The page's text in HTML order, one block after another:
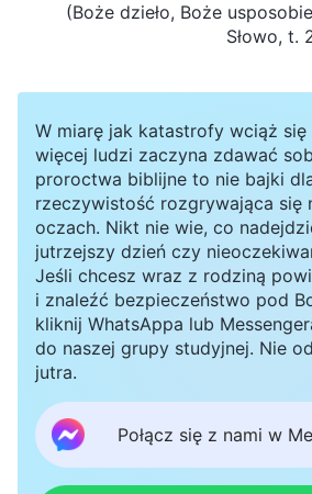
(Boże dzieło, Boże
Słowo, t.
W miarę jak katastrofy wciąż się
więcej ludzi zaczyna zdawać
proroctwa biblijne to nie bajki
rzeczywistość rozgrywająca się
oczach. Nikt nie wie, co
jutrzejszy dzień czy
Jeśli chcesz wraz z rodziną
i znaleźć bezpieczeństwo pod
kliknij WhatsAppa lub
do naszej grupy studyjnej. Nie
jutra.
Połącz się z nami w